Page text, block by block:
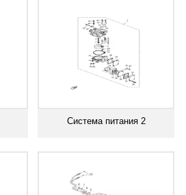
Система питания 2